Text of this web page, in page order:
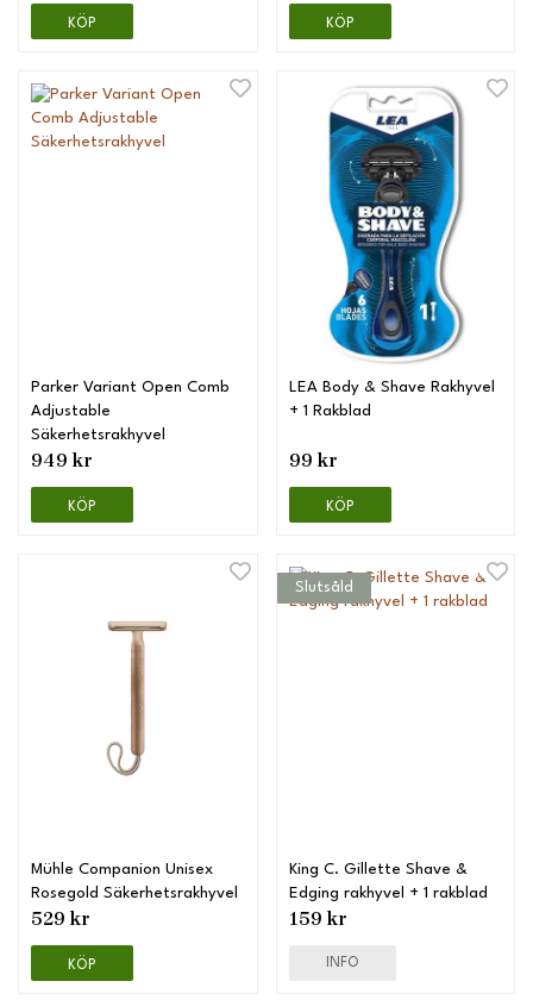
KÖP KÖP
Parker Variant Open Comb
Adjustable
Säkerhetsrakhyvel
949 kr
KÖP
LEA Body & Shave Rakhyvel
+ 1 Rakblad
99 kr
KÖP
Mühle Companion Unisex
Rosegold Säkerhetsrakhyvel
529 kr
KÖP
Slutsåld
King C. Gillette Shave &
Edging rakhyvel + 1 rakblad
159 kr
INFO